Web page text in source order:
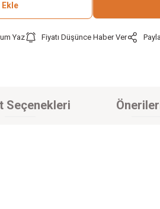
Ekle
Yaz Fiyatı Düşünce Haber Ver
Seçenekleri